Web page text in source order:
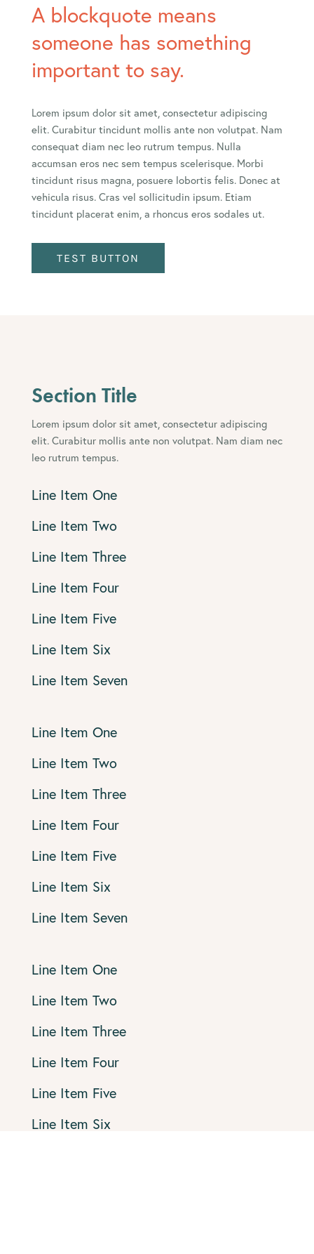
A blockquote means
someone has something
important to say.
Lorem ipsum dolor sit amet, consectetur adipiscing
elit. Curabitur tincidunt mollis ante non volutpat. Nam
consequat diam nec leo rutrum tempus. Nulla
accumsan eros nec sem tempus scelerisque. Morbi
tincidunt risus magna, posuere lobortis felis. Donec at
vehicula risus. Cras vel sollicitudin ipsum. Etiam
tincidunt placerat enim, a rhoncus eros sodales ut.
TEST BUTTON
Section Title
Lorem ipsum dolor sit amet, consectetur adipiscing
elit. Curabitur mollis ante non volutpat. Nam diam nec
leo rutrum tempus.
Line Item One
Line Item Two
Line Item Three
Line Item Four
Line Item Five
Line Item Six
Line Item Seven
Line Item One
Line Item Two
Line Item Three
Line Item Four
Line Item Five
Line Item Six
Line Item Seven
Line Item One
Line Item Two
Line Item Three
Line Item Four
Line Item Five
Line Item Six